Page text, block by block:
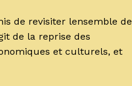
de revisiter lensemble de
de la reprise des
et culturels, et